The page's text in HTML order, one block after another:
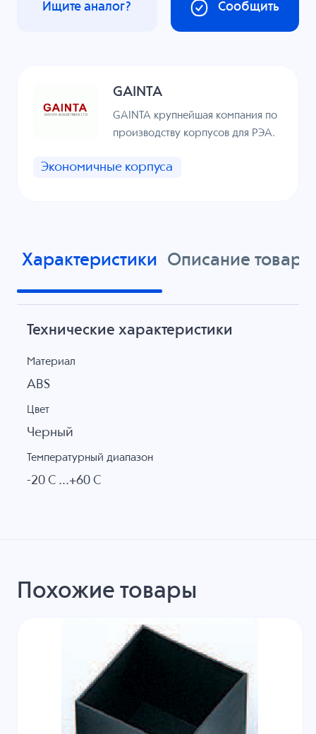
Сообщить
Ищите аналог?
GAINTA
GAINTA крупнейшая компания по
производству корпусов для РЭА.
Экономичные корпуса
Характеристики Описание товара
Технические характеристики
Материал
ABS
Цвет
Черный
Температурный диапазон
-20 C ...+60 C
Похожие товары